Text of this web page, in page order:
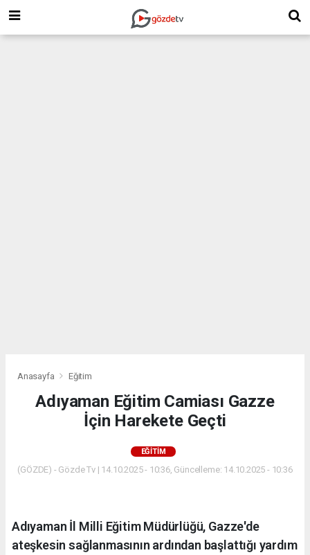
Anasayfa Eğitim
Adıyaman Eğitim Camiası Gazze
İçin Harekete Geçti
EĞITIM
(GÖZDE) - Gözde Tv | 14.10.2025 - 10:36, Güncelleme: 14.10.2025 - 10:36
Adıyaman İl Milli Eğitim Müdürlüğü, Gazze'de
ateşkesin sağlanmasının ardından başlattığı yardım